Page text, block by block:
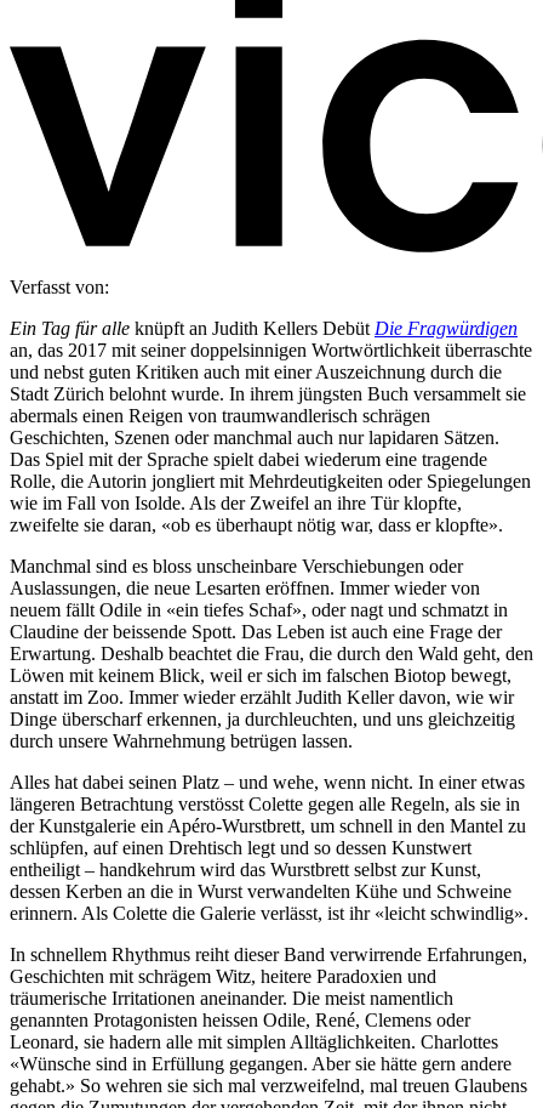
Verfasst von:
Ein Tag für alle knüpft an Judith Kellers Debüt Die Fragwürdigen
an, das 2017 mit seiner doppelsinnigen Wortwörtlichkeit überraschte
und nebst guten Kritiken auch mit einer Auszeichnung durch die
Stadt Zürich belohnt wurde. In ihrem jüngsten Buch versammelt sie
abermals einen Reigen von traumwandlerisch schrägen
Geschichten, Szenen oder manchmal auch nur lapidaren Sätzen.
Das Spiel mit der Sprache spielt dabei wiederum eine tragende
Rolle, die Autorin jongliert mit Mehrdeutigkeiten oder Spiegelungen
wie im Fall von Isolde. Als der Zweifel an ihre Tür klopfte,
zweifelte sie daran, «ob es überhaupt nötig war, dass er klopfte».
Manchmal sind es bloss unscheinbare Verschiebungen oder
Auslassungen, die neue Lesarten eröffnen. Immer wieder von
neuem fällt Odile in «ein tiefes Schaf», oder nagt und schmatzt in
Claudine der beissende Spott. Das Leben ist auch eine Frage der
Erwartung. Deshalb beachtet die Frau, die durch den Wald geht, den
Löwen mit keinem Blick, weil er sich im falschen Biotop bewegt,
anstatt im Zoo. Immer wieder erzählt Judith Keller davon, wie wir
Dinge überscharf erkennen, ja durchleuchten, und uns gleichzeitig
durch unsere Wahrnehmung betrügen lassen.
Alles hat dabei seinen Platz – und wehe, wenn nicht. In einer etwas
längeren Betrachtung verstösst Colette gegen alle Regeln, als sie in
der Kunstgalerie ein Apéro-Wurstbrett, um schnell in den Mantel zu
schlüpfen, auf einen Drehtisch legt und so dessen Kunstwert
entheiligt – handkehrum wird das Wurstbrett selbst zur Kunst,
dessen Kerben an die in Wurst verwandelten Kühe und Schweine
erinnern. Als Colette die Galerie verlässt, ist ihr «leicht schwindlig».
In schnellem Rhythmus reiht dieser Band verwirrende Erfahrungen,
Geschichten mit schrägem Witz, heitere Paradoxien und
träumerische Irritationen aneinander. Die meist namentlich
genannten Protagonisten heissen Odile, René, Clemens oder
Leonard, sie hadern alle mit simplen Alltäglichkeiten. Charlottes
«Wünsche sind in Erfüllung gegangen. Aber sie hätte gern andere
gehabt.» So wehren sie sich mal verzweifelnd, mal treuen Glaubens